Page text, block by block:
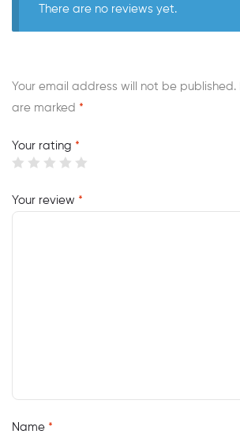
There are no reviews yet.
Your email address will not be published.
are marked *
Your rating *
Your review *
Name *